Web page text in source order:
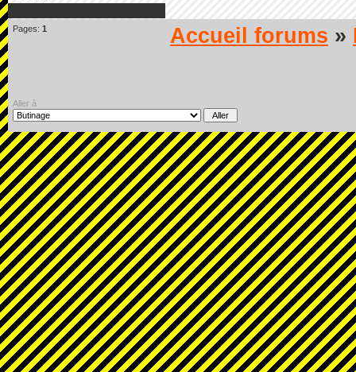
Pages: 1 Accueil forums »
Aller à